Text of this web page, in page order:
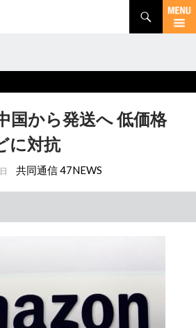
国から発送へ 低価格
に対抗
共同通信 47NEWS